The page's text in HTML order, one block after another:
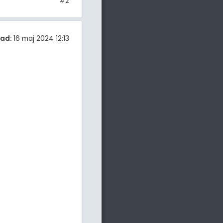
16 maj 2024 12:13